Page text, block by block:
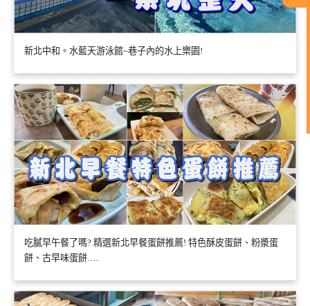
新北中和。水藍天游泳館~巷子內的水上樂園!
吃膩早午餐了嗎? 精選新北早餐蛋餅推薦! 特色酥皮蛋餅、粉漿蛋
餅、古早味蛋餅….